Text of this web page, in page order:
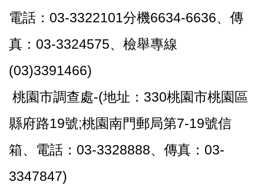
電話：03-3322101分機6634-6636、傳
真：03-3324575、檢舉專線
(03)3391466)
桃園市調查處-(地址：330桃園市桃園區
縣府路19號;桃園南門郵局第7-19號信
箱、電話：03-3328888、傳真：03-
3347847)